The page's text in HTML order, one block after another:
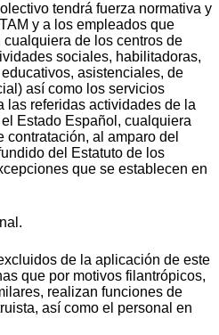
tendrá fuerza normativa y
y a los empleados que
de los centros de
sociales, habilitadoras,
asistenciales, de
así como los servicios
las referidas actividades de la
Estado Español, cualquiera
al amparo del
del Estatuto de los
que se establecen en
de la aplicación de este
que por motivos filantrópicos,
realizan funciones de
así como el personal en